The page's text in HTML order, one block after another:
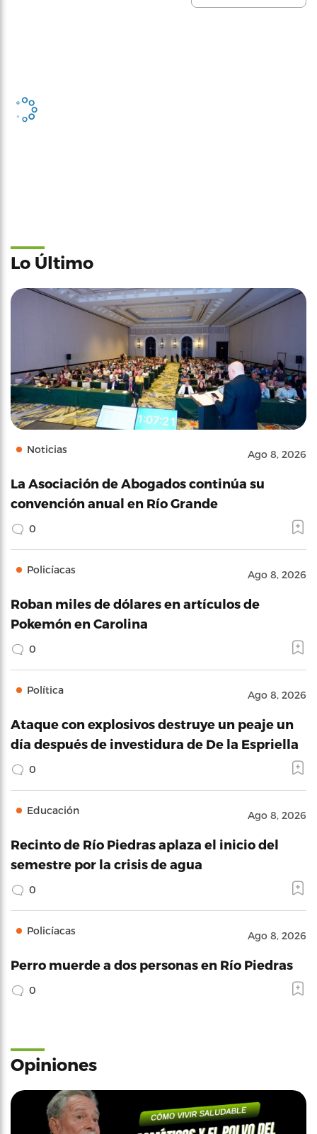
Lo Último
Noticias Ago 8, 2026
La Asociación de Abogados continúa su
convención anual en Río Grande
0
Policíacas Ago 8, 2026
Roban miles de dólares en artículos de
Pokemón en Carolina
0
Política Ago 8, 2026
Ataque con explosivos destruye un peaje un
día después de investidura de De la Espriella
0
Educación Ago 8, 2026
Recinto de Río Piedras aplaza el inicio del
semestre por la crisis de agua
0
Policíacas Ago 8, 2026
Perro muerde a dos personas en Río Piedras
0
Opiniones